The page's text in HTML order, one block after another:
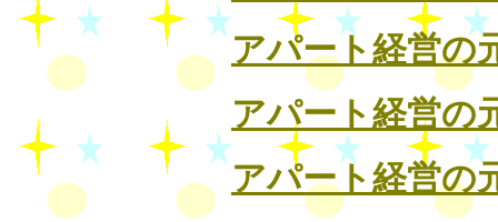
アパート経営の
アパート経営の
アパート経営の